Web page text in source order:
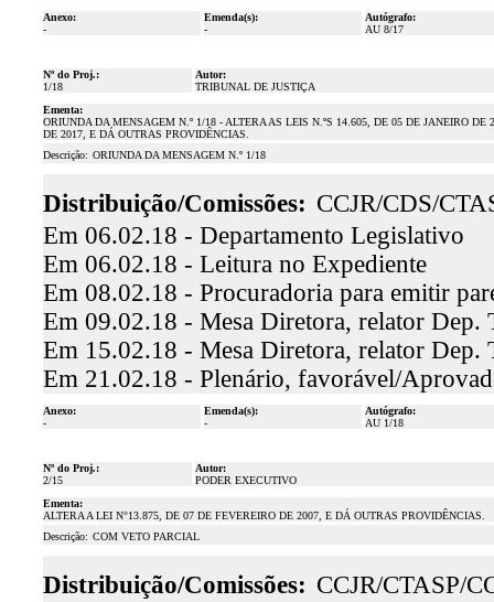
Anexo:
-
Emenda(s):
-
Autógrafo:
AU 8/17
Nº do Proj.:
1/18
Autor:
TRIBUNAL DE JUSTIÇA
Ementa:
ORIUNDA DA MENSAGEM N.º 1/18 - ALTERA AS LEIS N.ºS 14.605, DE 05 DE JANEIRO
DE 2017, E DÁ OUTRAS PROVIDÊNCIAS.
Descrição: ORIUNDA DA MENSAGEM N.º 1/18
Distribuição/Comissões: CCJR/CDS/
Em 06.02.18 - Departamento Legislativo
Em 06.02.18 - Leitura no Expediente
Em 08.02.18 - Procuradoria para emitir
Em 09.02.18 - Mesa Diretora, relator Dep.
Em 15.02.18 - Mesa Diretora, relator
Em 21.02.18 - Plenário, favorável/
Anexo:
-
Emenda(s):
-
Autógrafo:
AU 1/18
Nº do Proj.:
2/15
Autor:
PODER EXECUTIVO
Ementa:
ALTERA A LEI N°13.875, DE 07 DE FEVEREIRO DE 2007, E DÁ OUTRAS PROVIDÊNCIAS.
Descrição: COM VETO PARCIAL
Distribuição/Comissões: CCJR/CTASP/